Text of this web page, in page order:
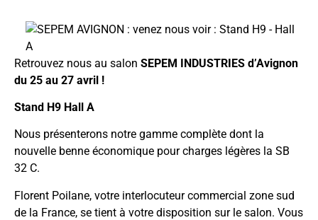
Retrouvez nous au salon SEPEM INDUSTRIES d’Avignon
du 25 au 27 avril !
Stand H9 Hall A
Nous présenterons notre gamme complète dont la
nouvelle benne économique pour charges légères la SB
32 C.
Florent Poilane, votre interlocuteur commercial zone sud
de la France, se tient à votre disposition sur le salon. Vous